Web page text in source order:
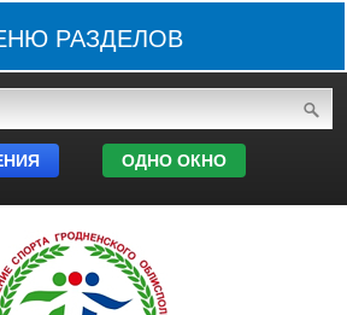
РАЗДЕЛОВ
ОДНО ОКНО